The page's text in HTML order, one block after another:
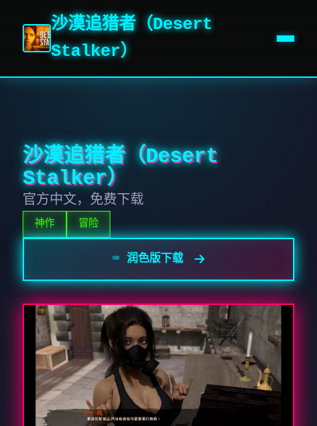
沙漠追猎者（Desert
Stalker）
沙漠追猎者（Desert
Stalker）
官方中文，免费下载
神作 冒险
⌨️ 润色版下载